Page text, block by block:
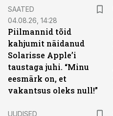
SAATED
04.08.26, 14:28
Piilmannid tõid
kahjumit näidanud
Solarisse Apple’i
taustaga juhi. “Minu
eesmärk on, et
vakantsus oleks null!”
UUDISED